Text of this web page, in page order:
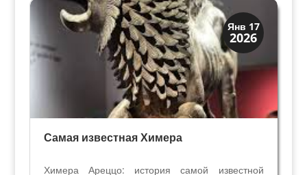
Янв 17
2026
История
Мифы и Библия
Самая известная Химера
Химера Ареццо: история самой известной